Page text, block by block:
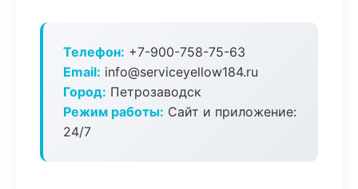
Телефон: +7-900-758-75-63
Email: info@serviceyellow184.ru
Город: Петрозаводск
Режим работы: Сайт и приложение:
24/7